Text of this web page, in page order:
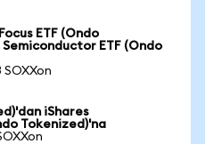
ETF (Ondo
ETF (Ondo
SOXXon
iShares
Tokenized)'na